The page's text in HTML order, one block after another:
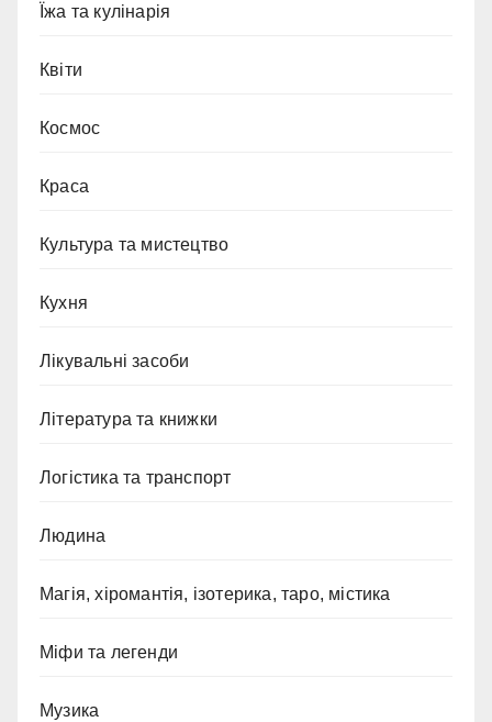
Їжа та кулінарія
Квіти
Космос
Краса
Культура та мистецтво
Кухня
Лікувальні засоби
Література та книжки
Логістика та транспорт
Людина
Магія, хіромантія, ізотерика, таро, містика
Міфи та легенди
Музика